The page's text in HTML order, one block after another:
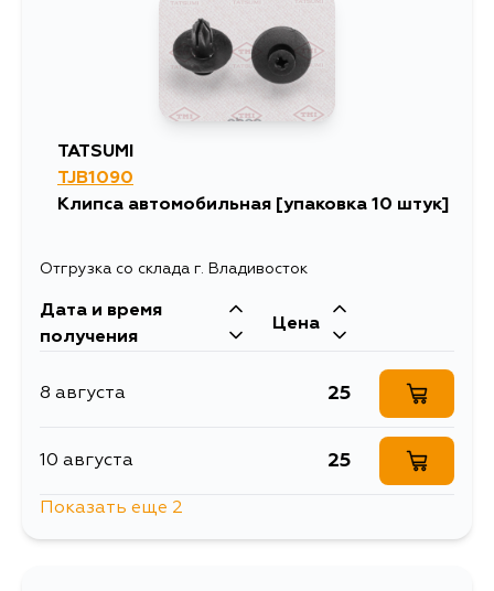
TATSUMI
TJB1090
Клипса автомобильная [упаковка 10 штук]
Отгрузка со склада г. Владивосток
Дата и время
получения
Цена
8 августа 25
10 августа 25
Показать еще 2